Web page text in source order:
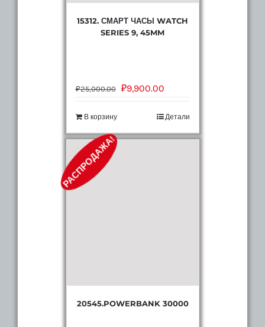
15312. СМАРТ ЧАСЫ WATCH
SERIES 9, 45MM
₽25,000.00 ₽9,900.00
В корзину Детали
РАСПРОДАЖА!
20545.POWERBANK 30000